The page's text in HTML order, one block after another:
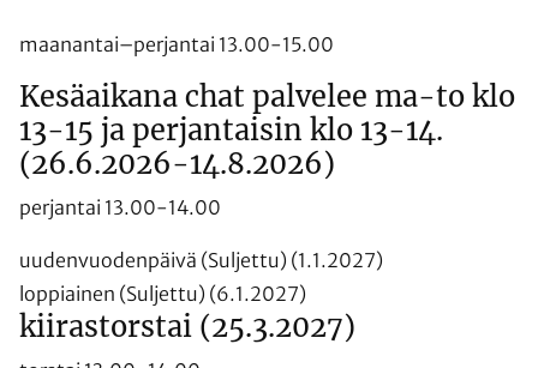
maanantai–perjantai 13.00-15.00
Kesäaikana chat palvelee ma-to klo
13-15 ja perjantaisin klo 13-14.
(26.6.2026-14.8.2026)
perjantai 13.00-14.00
uudenvuodenpäivä (Suljettu) (1.1.2027)
loppiainen (Suljettu) (6.1.2027)
kiirastorstai (25.3.2027)